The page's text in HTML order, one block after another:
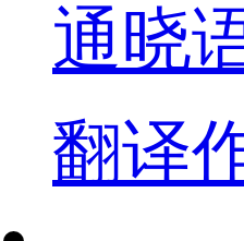
通晓
翻译